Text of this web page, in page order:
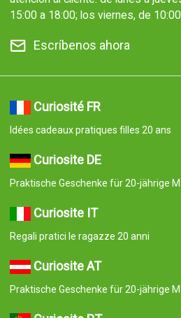
15:00 a 18:00; los viernes, de
Escríbenos ahora
Curiosité FR
Idées cadeaux pratiques filles 20 ans
Curiosite DE
Praktische Geschenke für 20-jährige
Curiosite IT
Regali pratici le ragazze 20 anni
Curiosite AT
Praktische Geschenke für 20-jährige